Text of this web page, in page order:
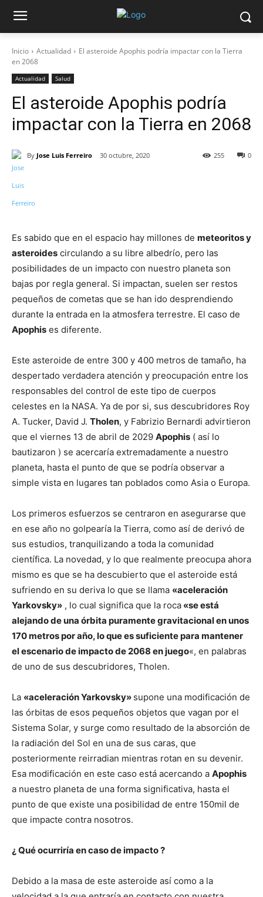
Inicio Actualidad
El asteroide Apophis podría impactar con la Tierra
en 2068
Actualidad Salud
El asteroide Apophis podría
impactar con la Tierra en 2068
By Jose Luis Ferreiro 30 octubre, 2020 0
255
Es sabido que en el espacio hay millones de meteoritos y
asteroides circulando a su libre albedrío, pero las
posibilidades de un impacto con nuestro planeta son
bajas por regla general. Si impactan, suelen ser restos
pequeños de cometas que se han ido desprendiendo
durante la entrada en la atmosfera terrestre. El caso de
Apophis es diferente.
Este asteroide de entre 300 y 400 metros de tamaño, ha
despertado verdadera atención y preocupación entre los
responsables del control de este tipo de cuerpos
celestes en la NASA. Ya de por si, sus descubridores Roy
A. Tucker, David J. Tholen, y Fabrizio Bernardi advirtieron
que el viernes 13 de abril de 2029 Apophis ( así lo
bautizaron ) se acercaría extremadamente a nuestro
planeta, hasta el punto de que se podría observar a
simple vista en lugares tan poblados como Asia o Europa.
Los primeros esfuerzos se centraron en asegurarse que
en ese año no golpearía la Tierra, como así de derivó de
sus estudios, tranquilizando a toda la comunidad
científica. La novedad, y lo que realmente preocupa ahora
mismo es que se ha descubierto que el asteroide está
sufriendo en su deriva lo que se llama «aceleración
Yarkovsky» , lo cual significa que la roca «se está
alejando de una órbita puramente gravitacional en unos
170 metros por año, lo que es suficiente para mantener
el escenario de impacto de 2068 en juego«, en palabras
de uno de sus descubridores, Tholen.
La «aceleración Yarkovsky» supone una modificación de
las órbitas de esos pequeños objetos que vagan por el
Sistema Solar, y surge como resultado de la absorción de
la radiación del Sol en una de sus caras, que
posteriormente reirradian mientras rotan en su devenir.
Esa modificación en este caso está acercando a Apophis
a nuestro planeta de una forma significativa, hasta el
punto de que existe una posibilidad de entre 150mil de
que impacte contra nosotros.
¿ Qué ocurriría en caso de impacto ?
Debido a la masa de este asteroide así como a la